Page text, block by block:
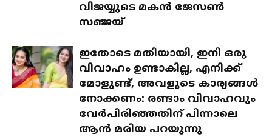
വിജയ്യുടെ മകൻ ജേസൺ
സഞ്ജയ്
ഇതോടെ മതിയായി, ഇനി ഒരു
വിവാഹം ഉണ്ടാകില്ല, എനിക്ക്
മോളുണ്ട്, അവളുടെ കാര്യങ്ങൾ
നോക്കണം: രണ്ടാം വിവാഹവും
വേർപിരിഞ്ഞതിന് പിന്നാലെ
ആൻ മരിയ പറയുന്നു